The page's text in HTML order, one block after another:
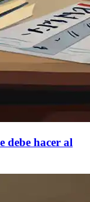
debe hacer al